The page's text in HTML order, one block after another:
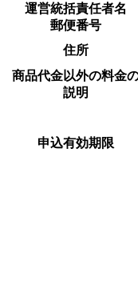
運営統括責任者名
郵便番号
住所
商品代金以外の料金
説明
申込有効期限